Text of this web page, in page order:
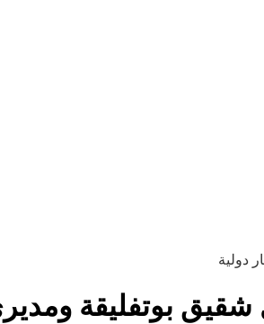
دولية
شقيق بوتفليقة